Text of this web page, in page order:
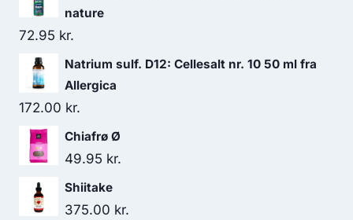
nature
72.95 kr.
Natrium sulf. D12: Cellesalt nr. 10 50 ml fra
Allergica
172.00 kr.
Chiafrø Ø
49.95 kr.
Shiitake
375.00 kr.